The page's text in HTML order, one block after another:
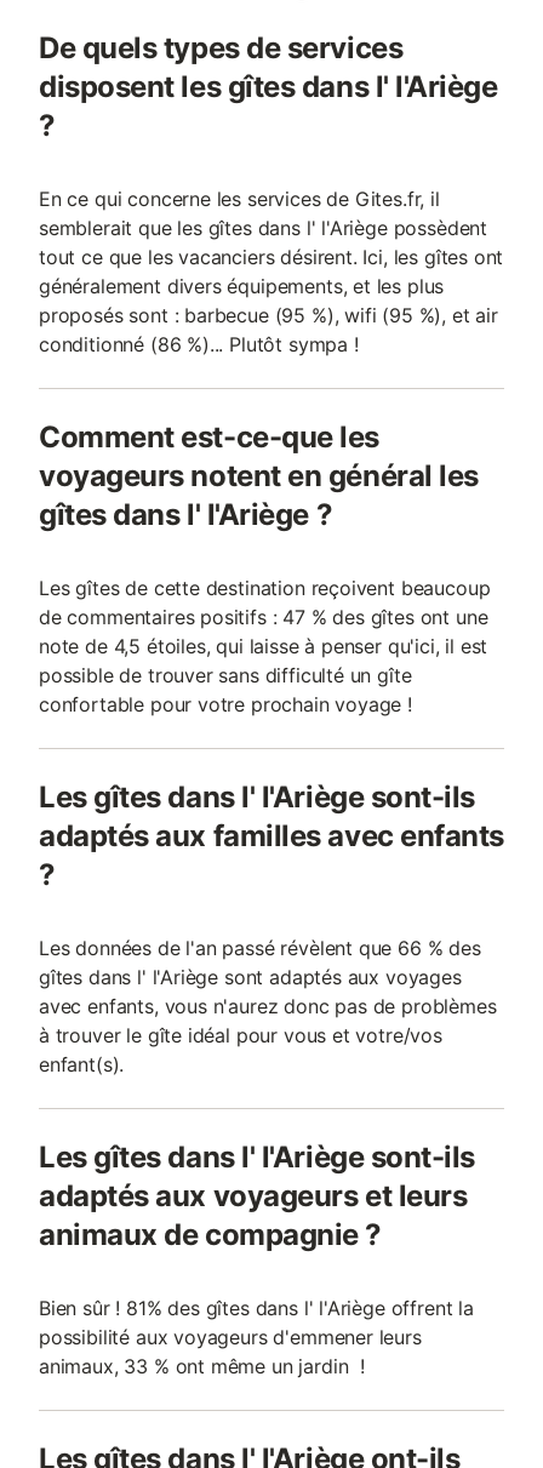
De quels types de services
disposent les gîtes dans l' l'Ariège
?
En ce qui concerne les services de Gites.fr, il
semblerait que les gîtes dans l' l'Ariège possèdent
tout ce que les vacanciers désirent. Ici, les gîtes ont
généralement divers équipements, et les plus
proposés sont : barbecue (95 %), wifi (95 %), et air
conditionné (86 %)... Plutôt sympa !
Comment est-ce-que les
voyageurs notent en général les
gîtes dans l' l'Ariège ?
Les gîtes de cette destination reçoivent beaucoup
de commentaires positifs : 47 % des gîtes ont une
note de 4,5 étoiles, qui laisse à penser qu'ici, il est
possible de trouver sans difficulté un gîte
confortable pour votre prochain voyage !
Les gîtes dans l' l'Ariège sont-ils
adaptés aux familles avec enfants
?
Les données de l'an passé révèlent que 66 % des
gîtes dans l' l'Ariège sont adaptés aux voyages
avec enfants, vous n'aurez donc pas de problèmes
à trouver le gîte idéal pour vous et votre/vos
enfant(s).
Les gîtes dans l' l'Ariège sont-ils
adaptés aux voyageurs et leurs
animaux de compagnie ?
Bien sûr ! 81% des gîtes dans l' l'Ariège offrent la
possibilité aux voyageurs d'emmener leurs
animaux, 33 % ont même un jardin !
Les gîtes dans l' l'Ariège ont-ils